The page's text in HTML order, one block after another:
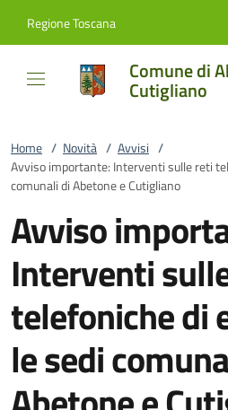
Regione Toscana
Comune di
Cutigliano
Home / Novità / Avvisi /
Avviso importante: Interventi sulle reti
comunali di Abetone e Cutigliano
Avviso
Interventi
telefoniche di
le sedi